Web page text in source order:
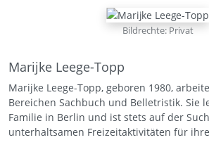
Bildrechte: Privat
Marijke Leege-Topp
Marijke Leege-Topp, geboren 1980,
Bereichen Sachbuch und Belletristik. Sie
Familie in Berlin und ist stets auf der
unterhaltsamen Freizeitaktivitäten für